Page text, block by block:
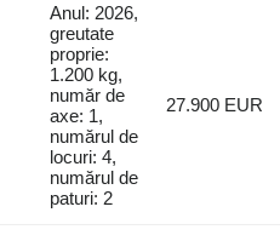
Anul: 2026,
greutate
proprie:
1.200 kg,
număr de
axe: 1,
numărul de
locuri: 4,
numărul de
paturi: 2
27.900 EUR